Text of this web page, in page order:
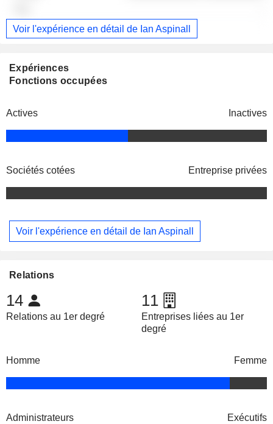
Voir l'expérience en détail de Ian Aspinall
Expériences
Fonctions occupées
Actives Inactives
Sociétés cotées Entreprise privées
Voir l'expérience en détail de Ian Aspinall
Relations
14
Relations au 1er degré
11
Entreprises liées au 1er
degré
Homme Femme
Administrateurs Exécutifs